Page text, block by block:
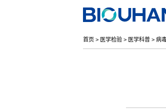
首页 > 医学检验 > 医学科普 >病